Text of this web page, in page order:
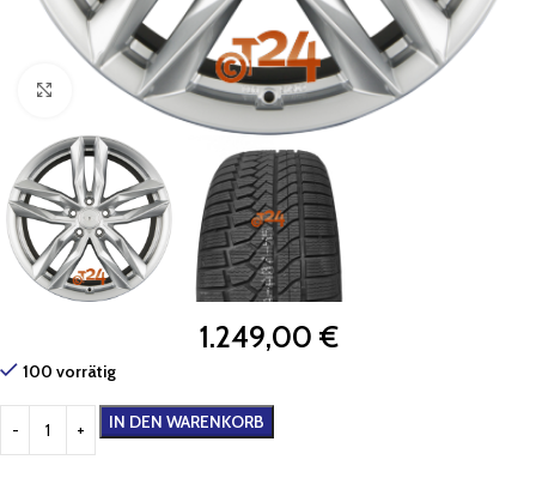
Zum Vergrößern klicken
1.249,00 €
100 vorrätig
IN DEN WARENKORB